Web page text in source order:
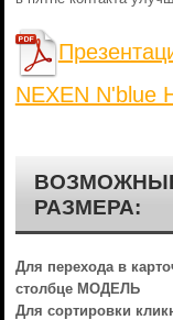
NEXEN N'blue
РАЗМЕРА:
Для перехода в
столбце МОДЕЛЬ
Для сортировки